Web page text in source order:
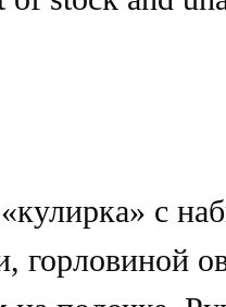
с
горловиной